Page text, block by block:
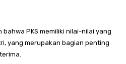
PKS memiliki nilai-nilai yang
yang merupakan bagian penting